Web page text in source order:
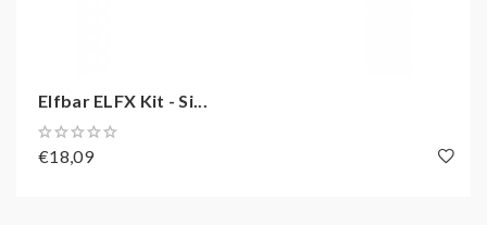
Elfbar ELFX Kit - Si...
€18,09